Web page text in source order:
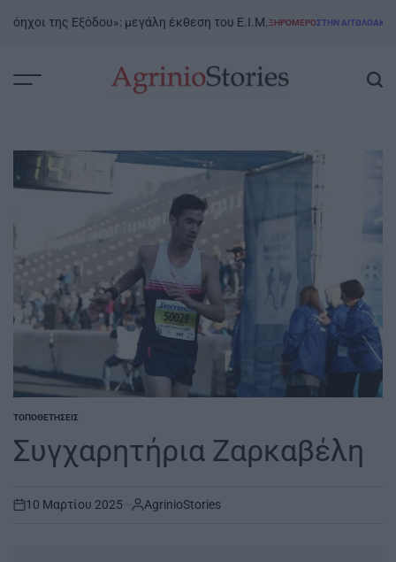
της Εξόδου»: μεγάλη έκθεση του Ε.Ι.Μ. POSTED
ΞΗΡΟΜΕΡΟΣΤΗΝ ΑΙΤΩΛΟΑΚΑΡΝΑΝΊΑ
POSTED
ΤΟΠΟΘΕΤΉΣΕΙΣ
Συγχαρητήρια Ζαρκαβέλη
on
10 Μαρτίου 2025 AgrinioStories